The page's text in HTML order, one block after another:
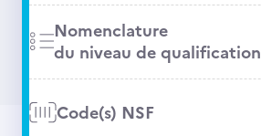
Nomenclature
du niveau de qualification
Code(s) NSF